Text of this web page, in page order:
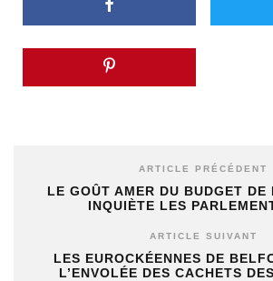
ARTICLE PRÉCÉDENT
LE GOÛT AMER DU BUDGET DE
INQUIÈTE LES
ARTICLE SUIVANT
LES EUROCKÉENNES DE
L’ENVOLÉE DES CACHETS